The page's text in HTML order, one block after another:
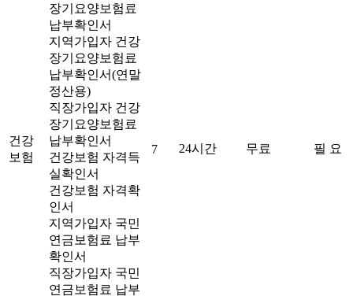
건강
보험
장기요양보험료
납부확인서
지역가입자 건강
장기요양보험료
납부확인서(연말
정산용)
직장가입자 건강
장기요양보험료
납부확인서
건강보험 자격득
실확인서
건강보험 자격확
인서
지역가입자 국민
연금보험료 납부
확인서
직장가입자 국민
연금보험료 납부
7 24시간 무료 필 요